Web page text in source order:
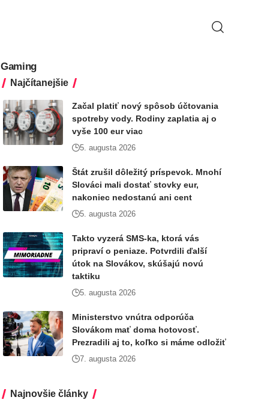
Gaming
Najčítanejšie
Začal platiť nový spôsob účtovania
spotreby vody. Rodiny zaplatia aj o
vyše 100 eur viac
5. augusta 2026
Štát zrušil dôležitý príspevok. Mnohí
Slováci mali dostať stovky eur,
nakoniec nedostanú ani cent
5. augusta 2026
Takto vyzerá SMS-ka, ktorá vás
pripraví o peniaze. Potvrdili ďalší
útok na Slovákov, skúšajú novú
taktiku
5. augusta 2026
Ministerstvo vnútra odporúča
Slovákom mať doma hotovosť.
Prezradili aj to, koľko si máme odložiť
7. augusta 2026
Najnovšie články